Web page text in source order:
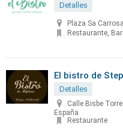
Detalles
Plaza Sa
Restaurante, Bar
El bistro de
Detalles
Calle Bisbe
España
Restaurante